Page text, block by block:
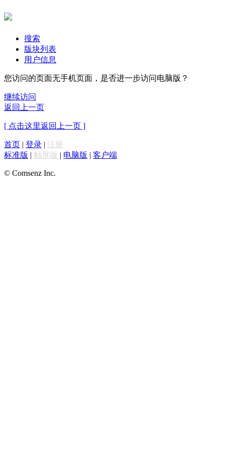
搜索
版块列表
用户信息
您访问的页面无手机页面，是否进一步访问电脑版？
继续访问
返回上一页
[ 点击这里返回上一页 ]
首页 | 登录 | 注册
标准版 | 触屏版 | 电脑版 | 客户端
© Comsenz Inc.